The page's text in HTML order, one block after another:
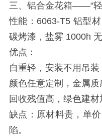
三、铝合金花箱——“轻
性能：6063-T5 铝型
碳烤漆，盐雾 1000h 无
优点：
自重轻，安装不用吊装
颜色任意定制，金属质
回收残值高，绿色建材
缺点：原材料贵，单
陷。